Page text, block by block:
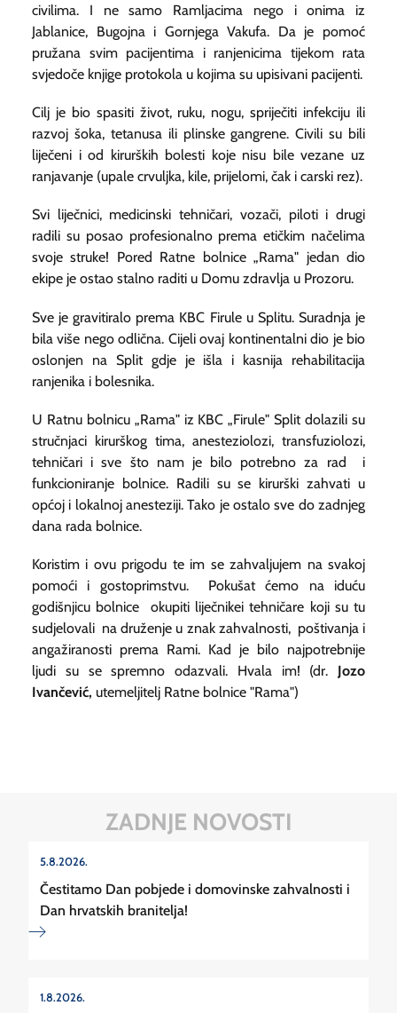
civilima. I ne samo Ramljacima nego i onima iz
Jablanice, Bugojna i Gornjega Vakufa. Da je pomoć
pružana svim pacijentima i ranjenicima tijekom rata
svjedoče knjige protokola u kojima su upisivani pacijenti.
Cilj je bio spasiti život, ruku, nogu, spriječiti infekciju ili
razvoj šoka, tetanusa ili plinske gangrene. Civili su bili
liječeni i od kirurških bolesti koje nisu bile vezane uz
ranjavanje (upale crvuljka, kile, prijelomi, čak i carski rez).
Svi liječnici, medicinski tehničari, vozači, piloti i drugi
radili su posao profesionalno prema etičkim načelima
svoje struke! Pored Ratne bolnice „Rama" jedan dio
ekipe je ostao stalno raditi u Domu zdravlja u Prozoru.
Sve je gravitiralo prema KBC Firule u Splitu. Suradnja je
bila više nego odlična. Cijeli ovaj kontinentalni dio je bio
oslonjen na Split gdje je išla i kasnija rehabilitacija
ranjenika i bolesnika.
U Ratnu bolnicu „Rama" iz KBC „Firule" Split dolazili su
stručnjaci kirurškog tima, anesteziolozi, transfuziolozi,
tehničari i sve što nam je bilo potrebno za rad i
funkcioniranje bolnice. Radili su se kirurški zahvati u
općoj i lokalnoj anesteziji. Tako je ostalo sve do zadnjeg
dana rada bolnice.
Koristim i ovu prigodu te im se zahvaljujem na svakoj
pomoći i gostoprimstvu. Pokušat ćemo na iduću
godišnjicu bolnice okupiti liječnikei tehničare koji su tu
sudjelovali na druženje u znak zahvalnosti, poštivanja i
angažiranosti prema Rami. Kad je bilo najpotrebnije
ljudi su se spremno odazvali. Hvala im! (dr. Jozo
Ivančević, utemeljitelj Ratne bolnice "Rama")
ZADNJE NOVOSTI
5.8.2026.
Čestitamo Dan pobjede i domovinske zahvalnosti i
Dan hrvatskih branitelja!
1.8.2026.